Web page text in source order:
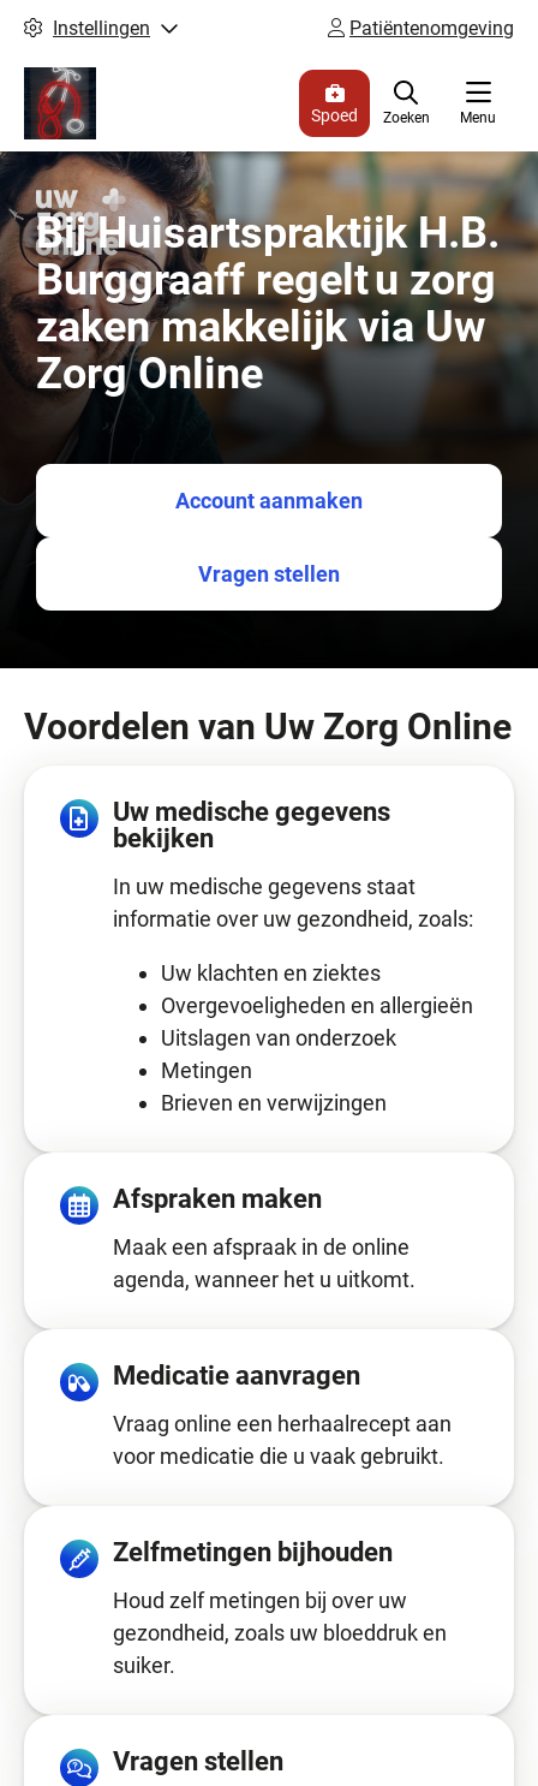
Instellingen Patiëntenomgeving
Menu
Spoed Zoeken
Bij Huisartspraktijk H.B.
Burggraaff regelt u zorg
zaken makkelijk via Uw
Zorg Online
Account aanmaken
Vragen stellen
Voordelen van Uw Zorg Online
Uw medische gegevens
bekijken
In uw medische gegevens staat
informatie over uw gezondheid, zoals:
Uw klachten en ziektes
Overgevoeligheden en allergieën
Uitslagen van onderzoek
Metingen
Brieven en verwijzingen
Afspraken maken
Maak een afspraak in de online
agenda, wanneer het u uitkomt.
Medicatie aanvragen
Vraag online een herhaalrecept aan
voor medicatie die u vaak gebruikt.
Zelfmetingen bijhouden
Houd zelf metingen bij over uw
gezondheid, zoals uw bloeddruk en
suiker.
Vragen stellen